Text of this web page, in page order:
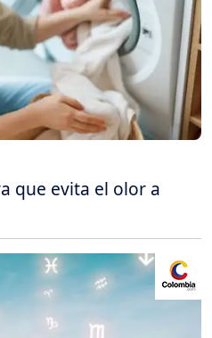
que evita el olor a